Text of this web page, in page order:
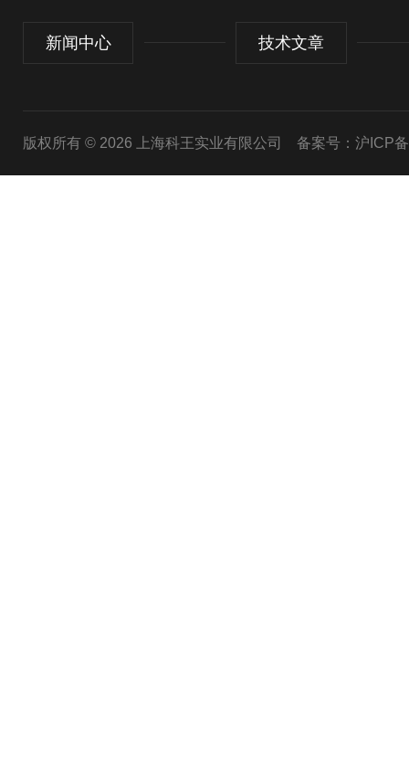
新闻中心 技术文章
版权所有 © 2026 上海科王实业有限公司 备案号：沪ICP